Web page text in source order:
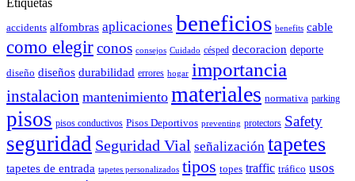
Etiquetas
accidents alfombras aplicaciones beneficios benefits cable
como elegirconos consejos Cuidado césped decoracion deporte
diseño diseños durabilidad errores hogar importancia
instalacion mantenimiento materiales normativa parking
pisos pisos conductivos Pisos Deportivos preventing protectors Safety
seguridad Seguridad Vial señalización tapetes
tapetes de entrada tapetes personalizados tipos topes traffic tráfico usos